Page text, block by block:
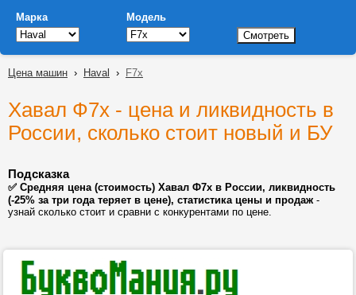
Марка Модель
Цена машин › Haval › F7x
Хавал Ф7х - цена и ликвидность в
России, сколько стоит новый и БУ
Подсказка
✅ Средняя цена (стоимость) Хавал Ф7х в России, ликвидность
(-25% за три года теряет в цене), статистика цены и продаж-
узнай сколько стоит и сравни с конкурентами по цене.